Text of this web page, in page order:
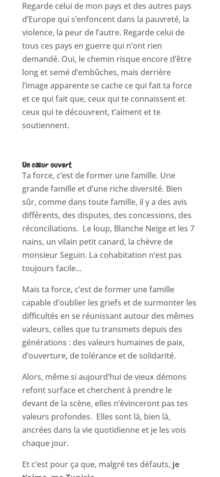
Regarde celui de mon pays et des autres pays
d’Europe qui s’enfoncent dans la pauvreté, la
violence, la peur de l’autre. Regarde celui de
tous ces pays en guerre qui n’ont rien
demandé. Oui, le chemin risque encore d’être
long et semé d’embûches, mais derrière
l’image apparente se cache ce qui fait ta force
et ce qui fait que, ceux qui te connaissent et
ceux qui te découvrent, t’aiment et te
soutiennent.
Un cœur ouvert
Ta force, c’est de former une famille. Une
grande famille et d’une riche diversité. Bien
sûr, comme dans toute famille, il y a des avis
différents, des disputes, des concessions, des
réconciliations. Le loup, Blanche Neige et les 7
nains, un vilain petit canard, la chèvre de
monsieur Seguin. La cohabitation n’est pas
toujours facile…
Mais ta force, c’est de former une famille
capable d’oublier les griefs et de surmonter les
difficultés en se réunissant autour des mêmes
valeurs, celles que tu transmets depuis des
générations : des valeurs humaines de paix,
d’ouverture, de tolérance et de solidarité.
Alors, même si aujourd’hui de vieux démons
refont surface et cherchent à prendre le
devant de la scène, elles n’évinceront pas tes
valeurs profondes. Elles sont là, bien là,
ancrées dans la vie quotidienne et je les vois
chaque jour.
Et c’est pour ça que, malgré tes défauts, je